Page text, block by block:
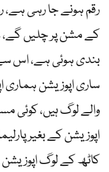
رقم ہونے جا رہی ہے،
کے مشن پر چلیں گے،
بندی ہوئی ہے، اس سے
ساری اپوزیشن
والے لوگ ہیں، کوئی
اپوزیشن کے بغیر
کاٹھ کے لوگ